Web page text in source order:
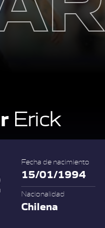
Erick
Fecha de nacimiento
15/01/1994
Nacionalidad
Chilena